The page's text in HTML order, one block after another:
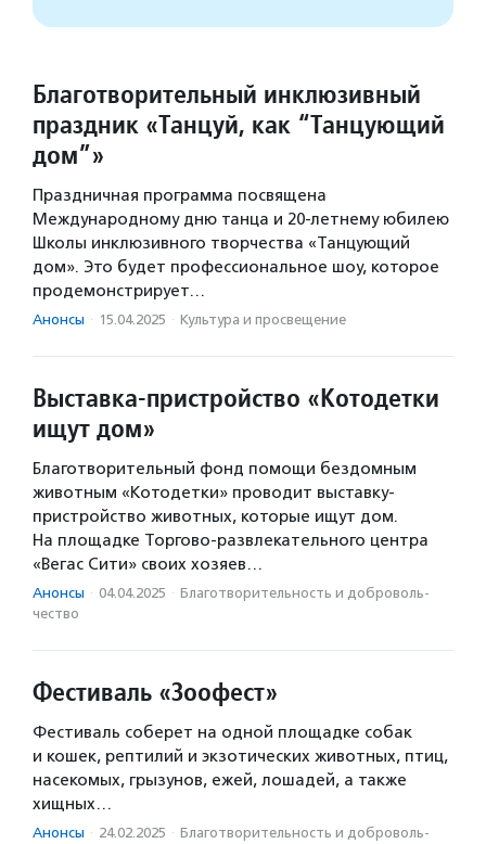
Благотворительный инклюзивный
праздник «Танцуй, как “Танцующий
дом”»
Праздничная программа посвящена
Международному дню танца и 20-летнему юбилею
Школы инклюзивного творчества «Танцующий
дом». Это будет профессиональное шоу, которое
продемонстрирует…
Анонсы · 15.04.2025 · Культура и просвещение
Выставка-пристройство «Котодетки
ищут дом»
Благотворительный фонд помощи бездомным
животным «Котодетки» проводит выставку-
пристройство животных, которые ищут дом.
На площадке Торгово-развлекательного центра
«Вегас Сити» своих хозяев…
Анонсы · 04.04.2025 · Благотвори­тель­ность и доброволь­
чест­во
Фестиваль «Зоофест»
Фестиваль соберет на одной площадке собак
и кошек, рептилий и экзотических животных, птиц,
насекомых, грызунов, ежей, лошадей, а также
хищных…
Анонсы · 24.02.2025 · Благотвори­тель­ность и доброволь­